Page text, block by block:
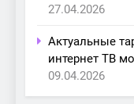
27.04.2026
Актуальные
интернет ТВ
09.04.2026